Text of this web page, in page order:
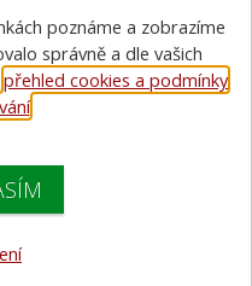
poznáme a zobrazíme
správně a dle vašich
přehled cookies a podmínky
.